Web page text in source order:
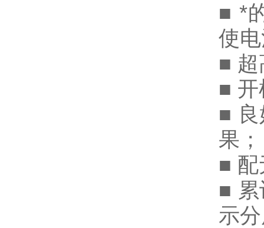
■ *
使
■ 超
■ 开
■
果；
■ 配
■
示